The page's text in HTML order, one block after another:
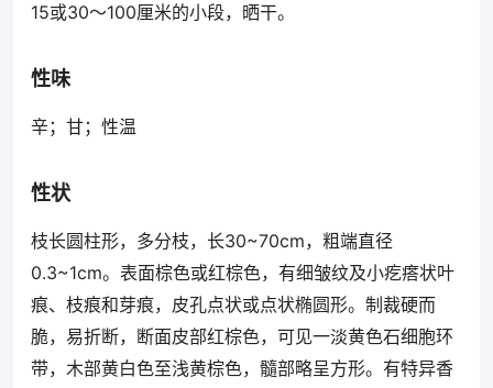
15或30～100厘米的小段，晒干。
性味
辛；甘；性温
性状
枝长圆柱形，多分枝，长30~70cm，粗端直径
0.3~1cm。表面棕色或红棕色，有细皱纹及小疙瘩状叶
痕、枝痕和芽痕，皮孔点状或点状椭圆形。制裁硬而
脆，易折断，断面皮部红棕色，可见一淡黄色石细胞环
带，木部黄白色至浅黄棕色，髓部略呈方形。有特异香